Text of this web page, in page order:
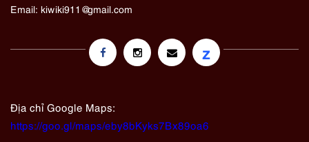
Email: kiwiki911@gmail.com
z
Địa chỉ Google Maps:
https://goo.gl/maps/eby8bKyks7Bx89oa6